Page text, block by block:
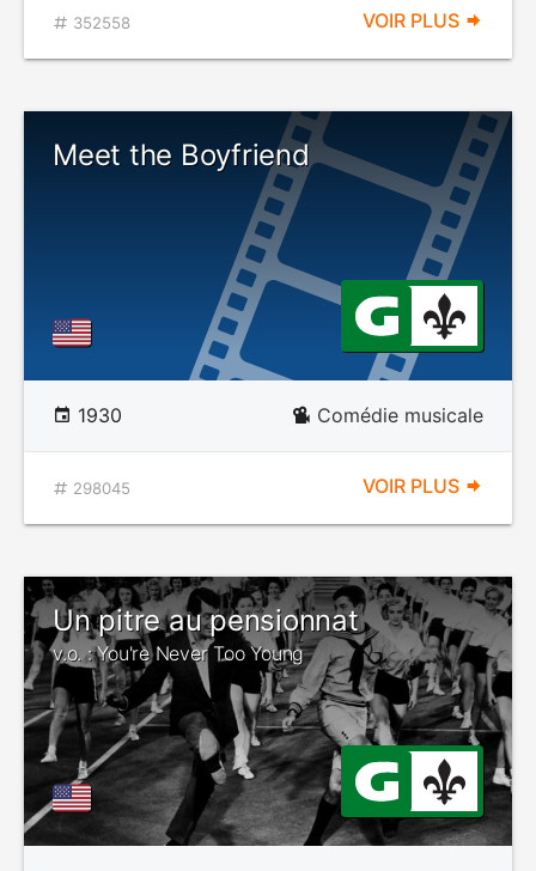
352558 VOIR PLUS
Meet the Boyfriend
1930 Comédie musicale
298045 VOIR PLUS
Un pitre au pensionnat
v.o. : You're Never Too Young